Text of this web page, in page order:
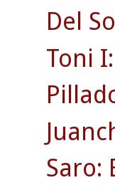
Del
Toni
Saro: